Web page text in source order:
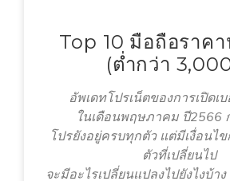
Top 10 มือถือราค
(ต่ำกว่า
อัพเดทโปรเน็ตของการเปิดเ
ในเดือนพฤษภาคม ปี2566
โปรยังอยู่ครบทุกตัว แต่มีเงื่อนไ
ตัวที่เปลี่ยนไป
จะมีอะไรเปลี่ยนแปลงไปยังไงบ้าง